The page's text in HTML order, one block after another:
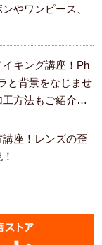
やワンピース、
キング講座！Ph
と背景をなじませ
方法もご紹介し
座！レンズの歪